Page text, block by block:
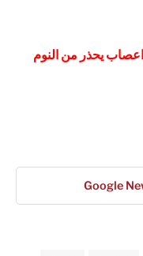
يحذر من النوم